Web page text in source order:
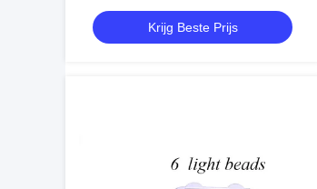
Betrouwbaar
Krijg Beste Prijs